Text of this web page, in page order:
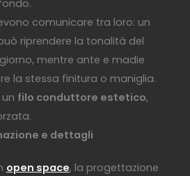
comunicare tra loro: un
riprendere la tonalità del
mentre ante e madie
la stessa finitura o maniglia.
filo conduttore estetico,
e dettagli
open space, la progettazione